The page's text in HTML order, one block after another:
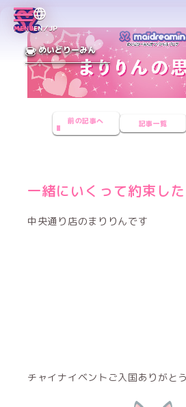
MENUEN／JP
めいどりーみん
前の記事へ 記事一覧
一緒にいくって約束し
中央通り店のまりりんです
チャイナイベントご入国ありがと